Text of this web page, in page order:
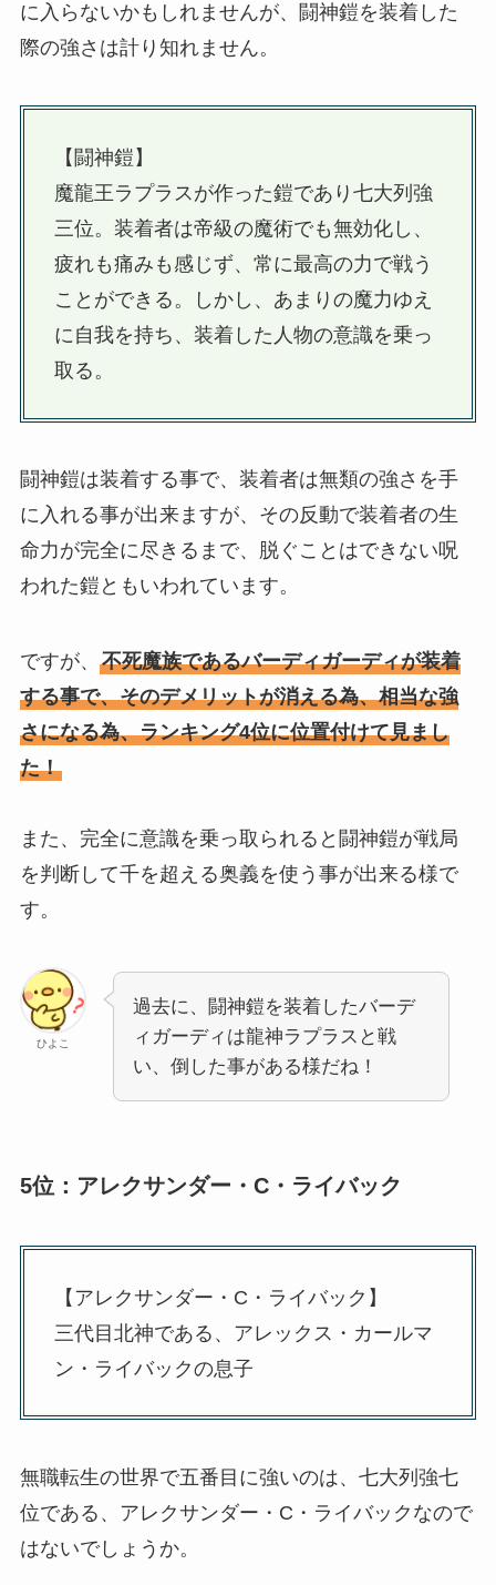
に入らないかもしれませんが、闘神鎧を装着した
際の強さは計り知れません。
【闘神鎧】
魔龍王ラプラスが作った鎧であり七大列強
三位。装着者は帝級の魔術でも無効化し、
疲れも痛みも感じず、常に最高の力で戦う
ことができる。しかし、あまりの魔力ゆえ
に自我を持ち、装着した人物の意識を乗っ
取る。
闘神鎧は装着する事で、装着者は無類の強さを手
に入れる事が出来ますが、その反動で装着者の生
命力が完全に尽きるまで、脱ぐことはできない呪
われた鎧ともいわれています。
ですが、 不死魔族であるバーディガーディが装着
する事で、そのデメリットが消える為、相当な強
さになる為、ランキング4位に位置付けて見まし
た！
また、完全に意識を乗っ取られると闘神鎧が戦局
を判断して千を超える奥義を使う事が出来る様で
す。
ひよこ
過去に、闘神鎧を装着したバーデ
ィガーディは龍神ラプラスと戦
い、倒した事がある様だね！
5位：アレクサンダー・C・ライバック
【アレクサンダー・C・ライバック】
三代目北神である、アレックス・カールマ
ン・ライバックの息子
無職転生の世界で五番目に強いのは、七大列強七
位である、アレクサンダー・C・ライバックなので
はないでしょうか。